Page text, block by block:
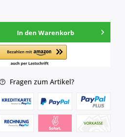
In den Warenkorb
Fragen zum Artikel?